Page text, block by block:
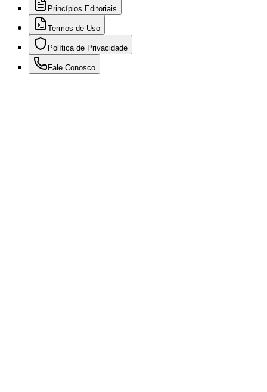
Princípios Editoriais
Termos de Uso
Política de Privacidade
Fale Conosco